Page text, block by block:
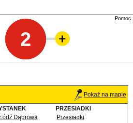
2
Pomoc
Pokaż na mapie
PRZESIADKI
Dąbrowa
Przesiadki